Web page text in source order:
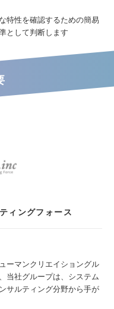
特性を確認するための簡易
として判断します
ィングフォース
ーマンクリエイショングル
当社グループは、システム
サルティング分野から手が